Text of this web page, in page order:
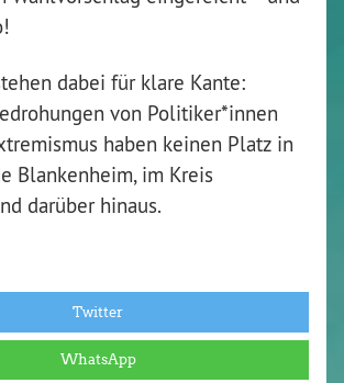
dabei für klare Kante:
von Politiker*innen
haben keinen Platz in
Blankenheim, im Kreis
darüber hinaus.
Twitter
WhatsApp